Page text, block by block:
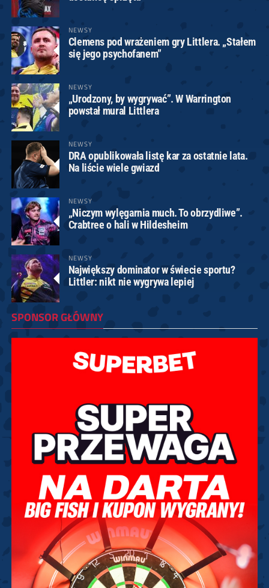
NEWSY
Clemens pod wrażeniem gry Littlera. „Stałem
się jego psychofanem”
NEWSY
„Urodzony, by wygrywać”. W Warrington
powstał mural Littlera
NEWSY
DRA opublikowała listę kar za ostatnie lata.
Na liście wiele gwiazd
NEWSY
„Niczym wylęgarnia much. To obrzydliwe”.
Crabtree o hali w Hildesheim
NEWSY
Największy dominator w świecie sportu?
Littler: nikt nie wygrywa lepiej
SPONSOR GŁÓWNY